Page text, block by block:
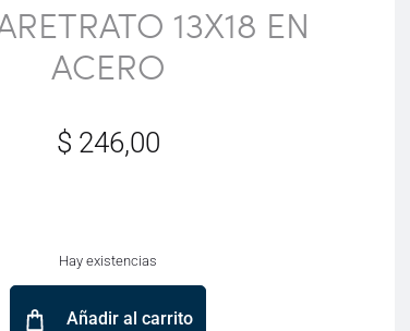
13X18 EN
ACERO
$ 246,00
Hay existencias
Añadir al carrito